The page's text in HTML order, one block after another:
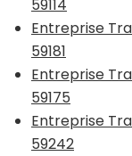
59114
Entreprise
59181
Entreprise
59175
Entreprise
59242